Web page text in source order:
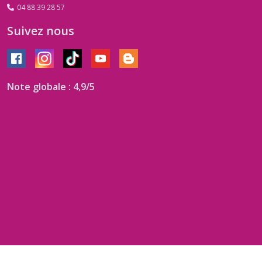
04 88 39 28 57
Suivez nous
Note globale : 4,9/5